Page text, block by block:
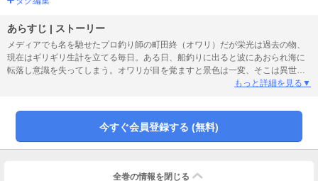
あらすじ | ストーリー
メディアでも名を馳せたプロ釣り師の町田終（オワリ）だが栄光は過去の物、
現在はギリギリ生計を立てる毎日。ある日、船釣りに出ると波にあおられ海に
転落し意識を失ってしまう。オワリが目を覚ますと景色は一変、そこは異世界
だった――。釣りの文化が廃れたこの世界で、オワリは釣りに興じて放浪しつ
もっと詳細を見る▼
今すぐ会員登録する (無料)
全巻の情報を 閉じる